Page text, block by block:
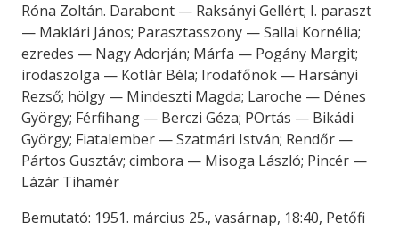
Róna Zoltán. Darabont — Raksányi Gellért; I. paraszt
— Maklári János; Parasztasszony — Sallai Kornélia;
ezredes — Nagy Adorján; Márfa — Pogány Margit;
irodaszolga — Kotlár Béla; Irodafőnök — Harsányi
Rezső; hölgy — Mindeszti Magda; Laroche — Dénes
György; Férfihang — Berczi Géza; POrtás — Bikádi
György; Fiatalember — Szatmári István; Rendőr —
Pártos Gusztáv; cimbora — Misoga László; Pincér —
Lázár Tihamér
Bemutató: 1951. március 25., vasárnap, 18:40, Petőfi